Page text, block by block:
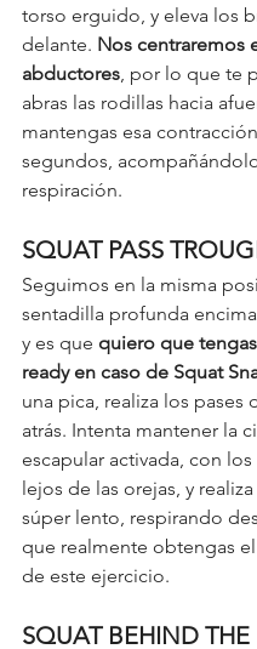
torso erguido, y eleva los
delante. Nos centraremos
abductores, por lo que te
abras las rodillas hacia
mantengas esa
segundos,
respiración.
SQUAT PASS
Seguimos en la misma
sentadilla profunda
y es que quiero que
ready en caso de Squat
una pica, realiza los pases
atrás. Intenta mantener la
escapular activada, con
lejos de las orejas, y
súper lento, respirando
que realmente obtengas
de este ejercicio.
SQUAT BEHIND